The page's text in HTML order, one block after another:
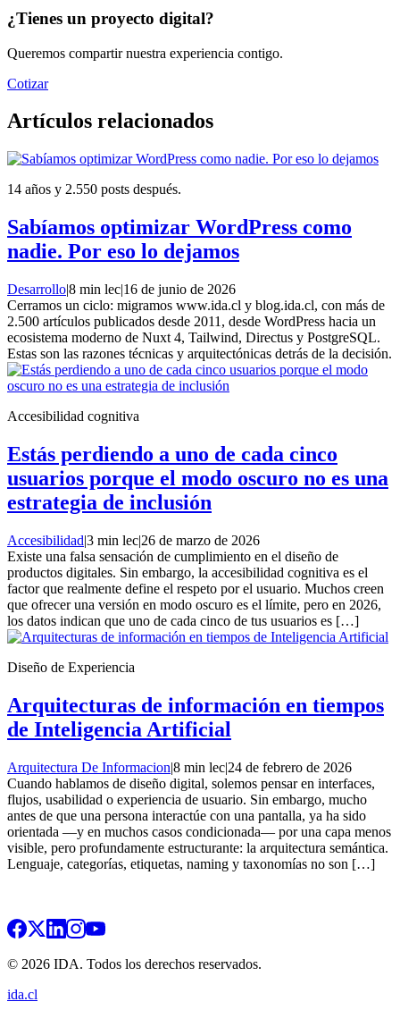
¿Tienes un proyecto digital?
Queremos compartir nuestra experiencia contigo.
Cotizar
Artículos relacionados
14 años y 2.550 posts después.
Sabíamos optimizar WordPress como
nadie. Por eso lo dejamos
Desarrollo|8 min lec|16 de junio de 2026
Cerramos un ciclo: migramos www.ida.cl y blog.ida.cl, con más de
2.500 artículos publicados desde 2011, desde WordPress hacia un
ecosistema moderno de Nuxt 4, Tailwind, Directus y PostgreSQL.
Estas son las razones técnicas y arquitectónicas detrás de la decisión.
Accesibilidad cognitiva
Estás perdiendo a uno de cada cinco
usuarios porque el modo oscuro no es una
estrategia de inclusión
Accesibilidad|3 min lec|26 de marzo de 2026
Existe una falsa sensación de cumplimiento en el diseño de
productos digitales. Sin embargo, la accesibilidad cognitiva es el
factor que realmente define el respeto por el usuario. Muchos creen
que ofrecer una versión en modo oscuro es el límite, pero en 2026,
los datos indican que uno de cada cinco de tus usuarios es […]
Diseño de Experiencia
Arquitecturas de información en tiempos
de Inteligencia Artificial
Arquitectura De Informacion|8 min lec|24 de febrero de 2026
Cuando hablamos de diseño digital, solemos pensar en interfaces,
flujos, usabilidad o experiencia de usuario. Sin embargo, mucho
antes de que una persona interactúe con una pantalla, ya ha sido
orientada —y en muchos casos condicionada— por una capa menos
visible, pero profundamente estructurante: la arquitectura semántica.
Lenguaje, categorías, etiquetas, naming y taxonomías no son […]
© 2026 IDA. Todos los derechos reservados.
ida.cl